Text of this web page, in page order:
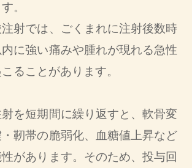
。
射では、ごくまれに注射後数時
に強い痛みや腫れが現れる急性
ることがあります。
を短期間に繰り返すと、軟骨変
靭帯の脆弱化、血糖値上昇など
があります。そのため、投与回